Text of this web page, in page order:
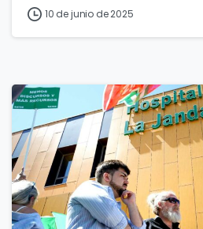
10 de junio de 2025